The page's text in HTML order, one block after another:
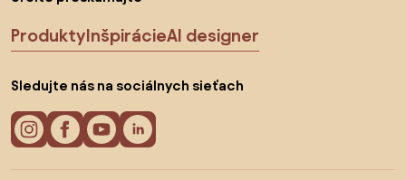
ProduktyInšpirácieAI designer
Sledujte nás na sociálnych sieťach